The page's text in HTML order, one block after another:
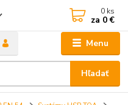
Menu
Hľadať
0 ks
za 0 €